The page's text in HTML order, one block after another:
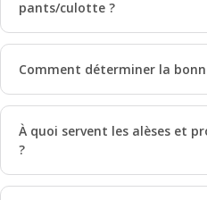
pants/culotte ?
Comment déterminer la
À quoi servent les alèses et
?